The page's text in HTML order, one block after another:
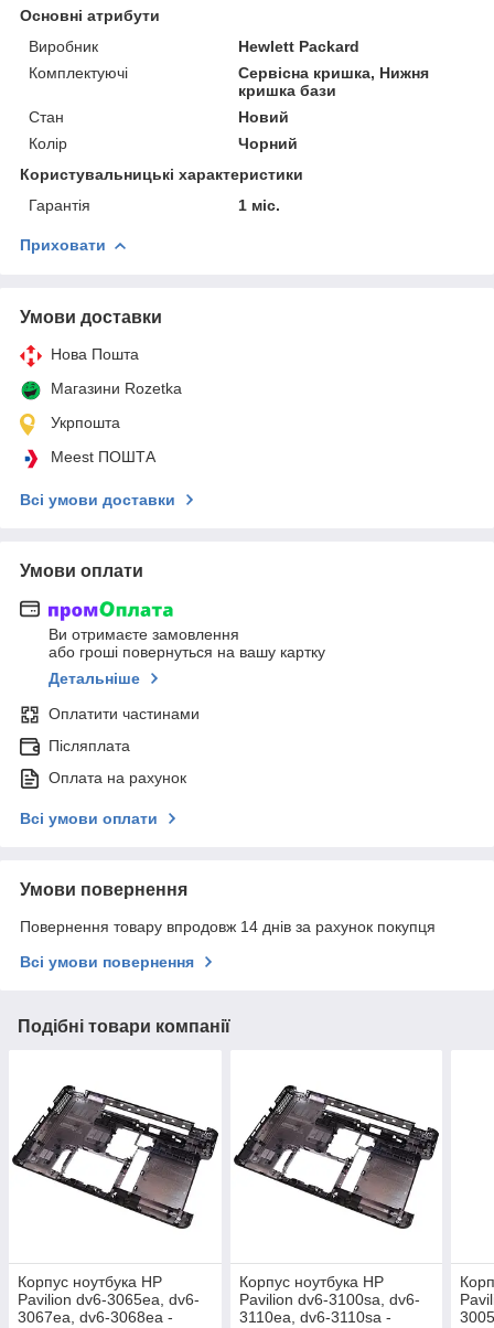
Основні атрибути
Виробник
Hewlett Packard
Комплектуючі
Сервісна кришка, Нижня
кришка бази
Стан
Новий
Колір
Чорний
Користувальницькі характеристики
Гарантія
1 міс.
Приховати
Умови доставки
Нова Пошта
Магазини Rozetka
Укрпошта
Meest ПОШТА
Всі умови доставки
Умови оплати
Ви отримаєте замовлення
або гроші повернуться на вашу картку
Детальніше
Оплатити частинами
Післяплата
Оплата на рахунок
Всі умови оплати
Умови повернення
Повернення товару впродовж 14 днів за рахунок покупця
Всі умови повернення
Подібні товари компанії
Корпус ноутбука HP
Pavilion dv6-3065ea, dv6-
3067ea, dv6-3068ea -
Корпус ноутбука HP
Pavilion dv6-3100sa, dv6-
3110ea, dv6-3110sa -